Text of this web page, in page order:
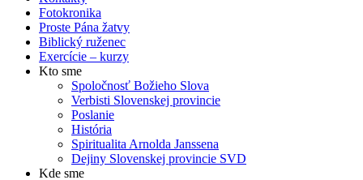
Fotokronika
Proste Pána žatvy
Biblický ruženec
Exercície – kurzy
Kto sme
Spoločnosť Božieho Slova
Verbisti Slovenskej provincie
Poslanie
História
Spiritualita Arnolda Janssena
Dejiny Slovenskej provincie SVD
Kde sme